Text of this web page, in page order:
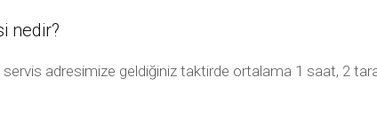
nedir?
adresimize geldiğiniz taktirde ortalama 1 saat, 2